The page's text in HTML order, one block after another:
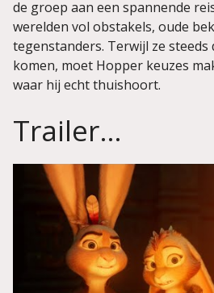
de groep aan een spannende
werelden vol obstakels, oude
tegenstanders. Terwijl ze steeds
komen, moet Hopper keuzes
waar hij echt thuishoort.
Trailer…